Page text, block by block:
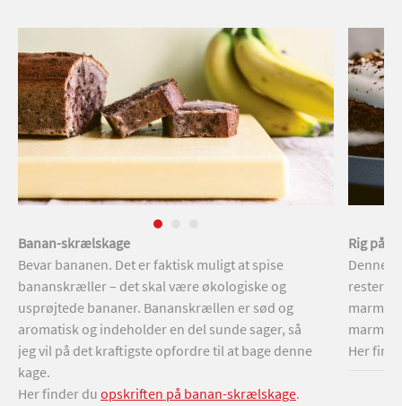
Banan-skrælskage
Bevar bananen. Det er faktisk muligt at spise
bananskræller – det skal være økologiske og
usprøjtede bananer. Bananskrællen er sød og
aromatisk og indeholder en del sunde sager, så
jeg vil på det kraftigste opfordre til at bage denne
kage.
Her finder du opskriften på banan-skrælskage.
Rig på
Denne
rester;
Her